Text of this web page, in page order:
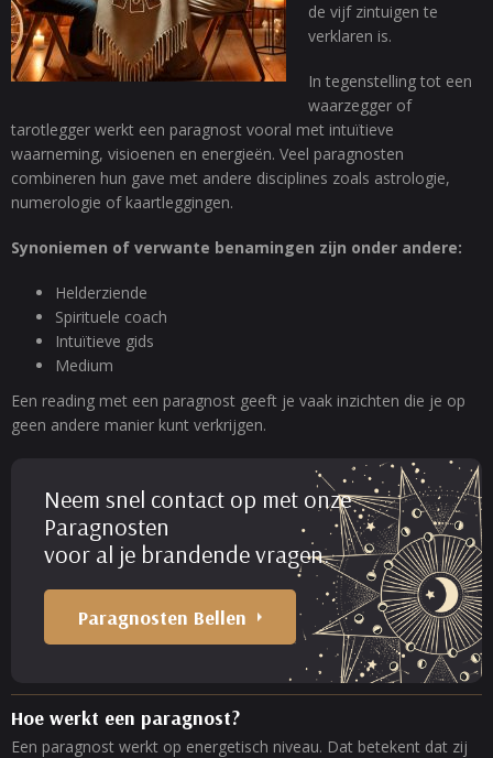
de vijf zintuigen te
verklaren is.
In tegenstelling tot een
waarzegger of
tarotlegger werkt een paragnost vooral met intuïtieve
waarneming, visioenen en energieën. Veel paragnosten
combineren hun gave met andere disciplines zoals astrologie,
numerologie of kaartleggingen.
Synoniemen of verwante benamingen zijn onder andere:
Helderziende
Spirituele coach
Intuïtieve gids
Medium
Een reading met een paragnost geeft je vaak inzichten die je op
geen andere manier kunt verkrijgen.
Neem snel contact op met onze
Paragnosten
voor al je brandende vragen.
Paragnosten Bellen
Hoe werkt een paragnost?
Een paragnost werkt op energetisch niveau. Dat betekent dat zij